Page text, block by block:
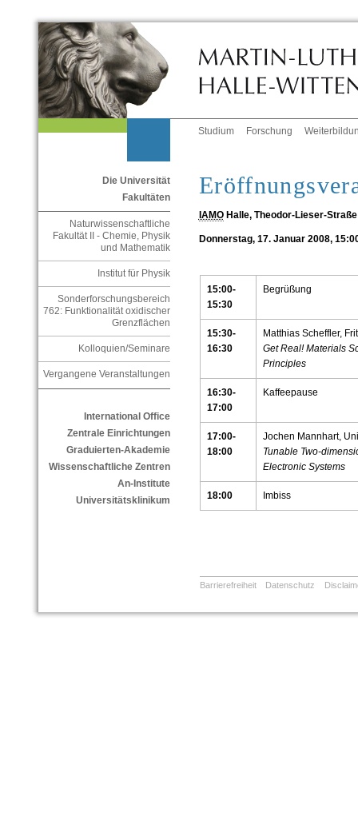
Studium Forschung
Die Universität
Fakultäten
Naturwissenschaftliche
Fakultät II - Chemie, Physik
und Mathematik
Institut für Physik
Sonderforschungsbereich
762: Funktionalität oxidischer
Grenzflächen
Kolloquien/Seminare
Vergangene Veranstaltungen
International Office
Zentrale Einrichtungen
Graduierten-Akademie
Wissenschaftliche Zentren
An-Institute
Universitätsklinikum
IAMOHalle, Theodor-Lieser-
Donnerstag, 17. Januar 2008,
15:00-
15:30
Begrüßung
15:30-
16:30
Matthias Scheffler,
Get Real! Materials
Principles
16:30-
17:00
Kaffeepause
17:00-
18:00
Jochen Mannhart,
Tunable Two-
Electronic Systems
18:00 Imbiss
Barrierefreiheit Datenschutz